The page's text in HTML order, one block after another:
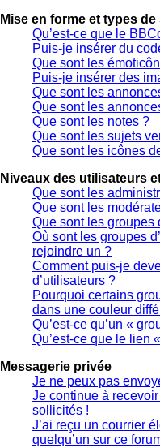
Mise en forme et types
Qu’est-ce que le
Puis-je insérer du
Que sont les
Puis-je insérer des
Que sont les
Que sont les
Que sont les notes ?
Que sont les sujets
Que sont les icônes
Niveaux des utilisateurs
Que sont les
Que sont les
Que sont les groupes
Où sont les groupes
rejoindre un ?
Comment puis-je
d’utilisateurs ?
Pourquoi certains
dans une couleur
Qu’est-ce qu’un «
Qu’est-ce que le lien
Messagerie privée
Je ne peux pas
Je continue à
sollicités !
J’ai reçu un courrier
quelqu’un sur ce